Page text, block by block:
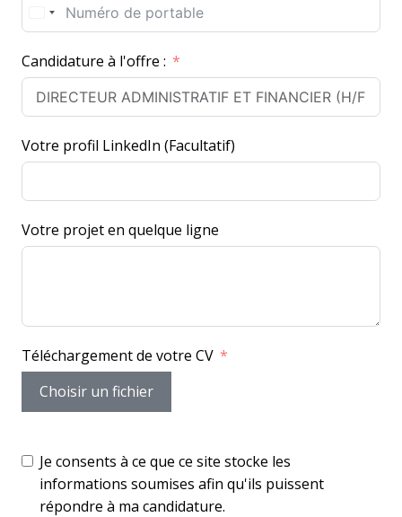
a
c
+
3
Candidature à l'offre :
Votre profil LinkedIn (Facultatif)
Votre projet en quelque ligne
Téléchargement de votre CV
Choisir un fichier
Je consents à ce que ce site stocke les
informations soumises afin qu'ils puissent
répondre à ma candidature.